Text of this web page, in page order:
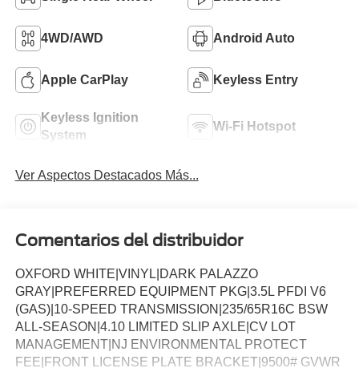
4WD/AWD Android Auto
Apple CarPlay Keyless Entry
Keyless Ignition
System
Wi-Fi Hotspot
Ver Aspectos Destacados Más...
Comentarios del distribuidor
OXFORD WHITE|VINYL|DARK PALAZZO
GRAY|PREFERRED EQUIPMENT PKG|3.5L PFDI V6
(GAS)|10-SPEED TRANSMISSION|235/65R16C BSW
ALL-SEASON|4.10 LIMITED SLIP AXLE|CV LOT
MANAGEMENT|NJ ENVIRONMENTAL PROTECT
FEE|FRONT LICENSE PLATE BRACKET|9500# GVWR